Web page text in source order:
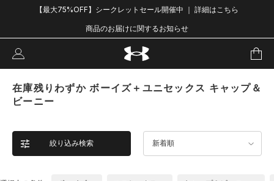
【最大75%OFF】シークレットセール開催中 ｜ 詳細はこちら
商品のお届けに関するお知らせ
在庫残りわずか ボーイズ＋ユニセックス キャップ＆
ビーニー
絞り込み検索 新着順